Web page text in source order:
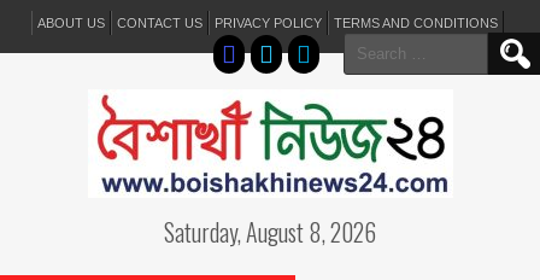
ABOUT US CONTACT US PRIVACY POLICY TERMS AND CONDITIONS
Search
for:
Saturday, August 8, 2026